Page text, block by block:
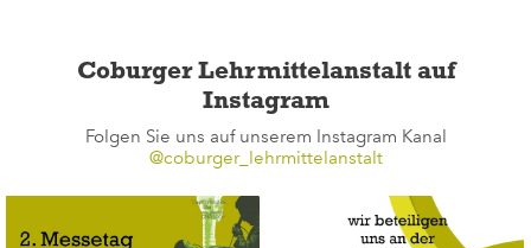
Coburger Lehrmittelanstalt auf
Instagram
Folgen Sie uns auf unserem Instagram Kanal
@coburger_lehrmittelanstalt